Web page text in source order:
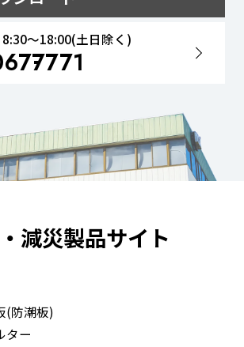
〜18:00(土日除く)
677771
減災製品サイト
(防潮板)
ター